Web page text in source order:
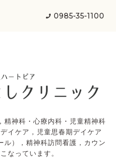
0985-35-1100
精神科・心療内科・児童精神科
イケア，児童思春期デイケア
ル），精神科訪問看護，カウン
なっています。